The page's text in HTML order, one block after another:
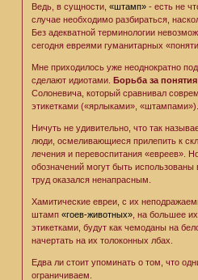
Ведь, в сущности,«штамп» - есть не
случае необходимо разбираться,
Без адекватной терминологии
сегодня евреями гуманитарных
Мне приходилось уже неоднократно
сделают идиотами.Борьба за
Солоневича, который сравнивал
этикетками («ярлыками»,
Ничуть не удивительно, что так
люди, осмеливающиеся прилепить к
лечения и перевоспитания «евреев».
обозначений могут быть
труд оказался ненапрасным.
Хамитические евреи, с их
штамп«гоев-животных» , на большее
этикетками, будут как чемоданы на
начертать на их толоконных лбах.
Едва ли стоит упоминать о том, что
ограничиваем.